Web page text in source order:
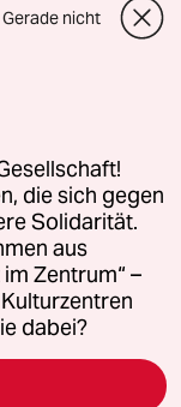
für Genehmigungen
Richtlinien
AGB
(Ads)
Gerade nicht
die sich gegen
Solidarität.
aus
Zentrum“ –
dabei?